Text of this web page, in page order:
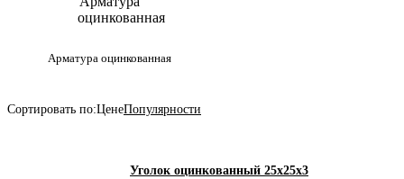
Арматура оцинкованная
Сортировать по:ЦенеПопулярности
Уголок оцинкованный 25х25х3